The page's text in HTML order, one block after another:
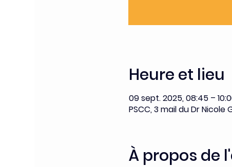
Heure et lieu
09 sept. 2025, 08:45 –
PSCC, 3 mail du Dr
À propos de